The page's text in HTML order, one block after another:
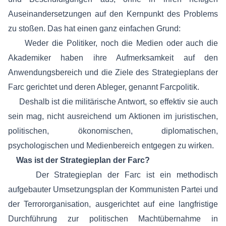
Auseinandersetzungen auf den Kernpunkt des Problems
zu stoßen. Das hat einen ganz einfachen Grund:
Weder die Politiker, noch die Medien oder auch die
Akademiker haben ihre Aufmerksamkeit auf den
Anwendungsbereich und die Ziele des Strategieplans der
Farc gerichtet und deren Ableger, genannt Farcpolitik.
Deshalb ist die militärische Antwort, so effektiv sie auch
sein mag, nicht ausreichend um Aktionen im juristischen,
politischen, ökonomischen, diplomatischen,
psychologischen und Medienbereich entgegen zu wirken.
Was ist der Strategieplan der Farc?
Der Strategieplan der Farc ist ein methodisch
aufgebauter Umsetzungsplan der Kommunisten Partei und
der Terrororganisation, ausgerichtet auf eine langfristige
Durchführung zur politischen Machtübernahme in